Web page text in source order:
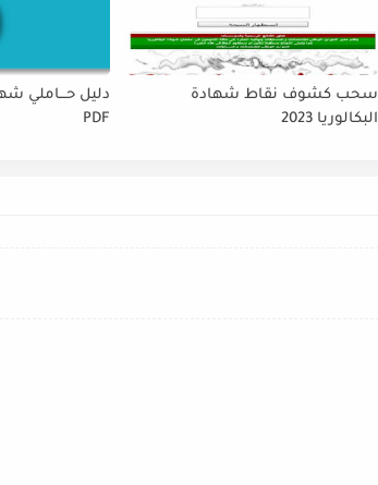
سحب كشوف نقاط شهادة
البكالوريا 2023
PDF